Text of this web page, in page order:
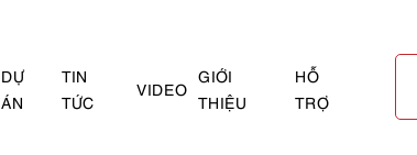
DỰ
ÁN
TIN
TỨC
VIDEO
GIỚI
THIỆU
HỖ
TRỢ